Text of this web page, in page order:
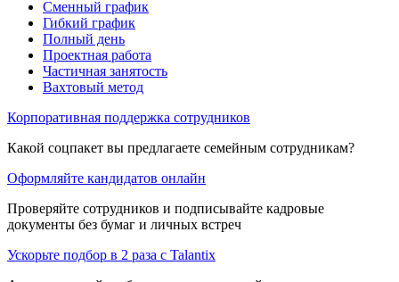
Сменный график
Гибкий график
Полный день
Проектная работа
Частичная занятость
Вахтовый метод
Корпоративная поддержка сотрудников
Какой соцпакет вы предлагаете семейным сотрудникам?
Оформляйте кандидатов онлайн
Проверяйте сотрудников и подписывайте кадровые
документы без бумаг и личных встреч
Ускорьте подбор в 2 раза с Talantix